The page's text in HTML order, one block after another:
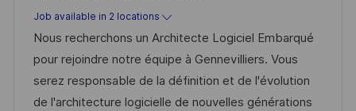
s
t
e
d
D
b
I
d
a
t
e
g
o
Job available in 2 locations
Nous recherchons un Architecte Logiciel Embarqué
pour rejoindre notre équipe à Gennevilliers. Vous
serez responsable de la définition et de l'évolution
de l'architecture logicielle de nouvelles générations